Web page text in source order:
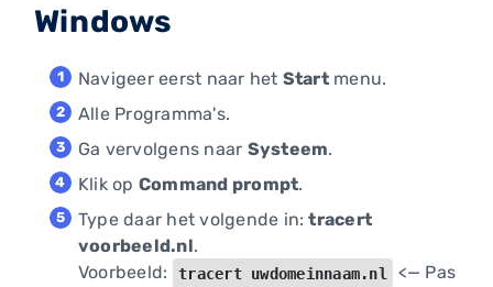
Windows
Navigeer eerst naar het Startmenu.
Alle Programma's.
Ga vervolgens naar Systeem.
Klik op Command prompt.
Type daar het volgende in:tracert
voorbeeld.nl.
Voorbeeld:
tracert uwdomeinnaam.nl
<— Pas